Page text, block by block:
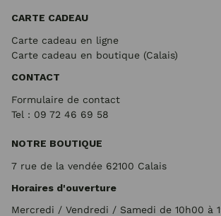
CARTE CADEAU
Carte cadeau en ligne
Carte cadeau en boutique (Calais)
CONTACT
Formulaire de contact
Tel : 09 72 46 69 58
NOTRE BOUTIQUE
7 rue de la vendée 62100 Calais
Horaires d'ouverture
Mercredi / Vendredi / Samedi de 10h00 à